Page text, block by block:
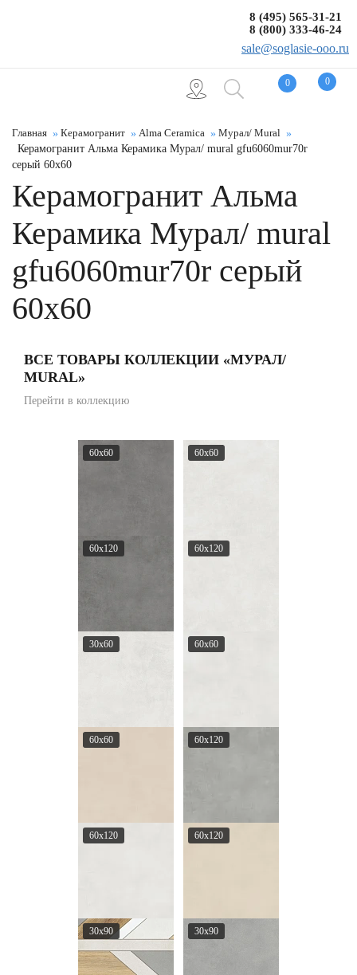
0 0
8 (495) 565-31-21
8 (800) 333-46-24
sale@soglasie-ooo.ru
Главная Керамогранит Alma Ceramica
Мурал/ Mural
Керамогранит Альма Керамика Мурал/ mural gfu6060mur70r
серый 60x60
Керамогранит Альма
Керамика Мурал/ mural
gfu6060mur70r серый
60x60
ВСЕ ТОВАРЫ КОЛЛЕКЦИИ «МУРАЛ/
MURAL»
Перейти в коллекцию
60x60 60x60
60x120 60x120
30x60 60x60
60x60 60x120
60x120 60x120
30x90 30x90